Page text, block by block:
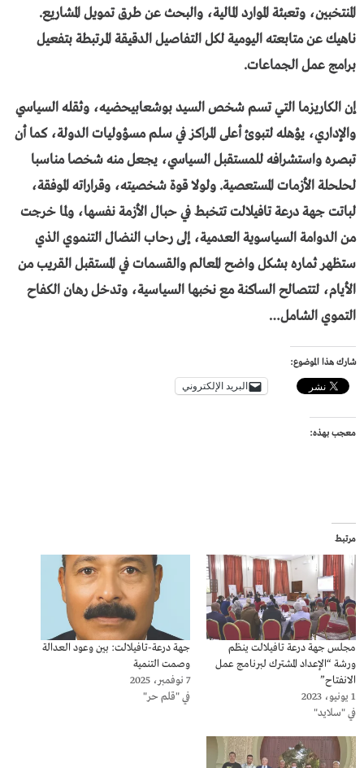
المنتخبين، وتعبئة الموارد المالية، والبحث عن طرق تمويل المشاريع.
ناهيك عن متابعته اليومية لكل التفاصيل الدقيقة المرتبطة بتفعيل
برامج عمل الجماعات.
إن الكاريزما التي تسم شخص السيد بوشعابيحضيه، وثقله السياسي
والإداري، يؤهله لتبوئ أعلى المراكز في سلم مسؤوليات الدولة، كما أن
تبصره واستشرافه للمستقبل السياسي، يجعل منه شخصا مناسبا
لحلحلة الأزمات المستعصية. ولولا قوة شخصيته، وقراراته الموفقة،
لباتت جهة درعة تافيلالت تتخبط في حبال الأزمة نفسها، ولما خرجت
من الدوامة السياسوية العدمية، إلى رحاب النضال التنموي الذي
ستظهر ثماره بشكل واضح المعالم والقسمات في المستقبل القريب من
الأيام، لتتصالح الساكنة مع نخبها السياسية، وتدخل رهان الكفاح
التموي الشامل…
شارك هذا الموضوع:
البريد الإلكتروني
معجب بهذه:
مرتبط
مجلس جهة درعة تافيلالت ينظم
ورشة “الإعداد المشترك لبرنامج عمل
الانفتاح”
1 يونيو، 2023
في "سلايد"
جهة درعة-تافيلالت: بين وعود العدالة
وصمت التنمية
7 نوفمبر، 2025
في "قلم حر"